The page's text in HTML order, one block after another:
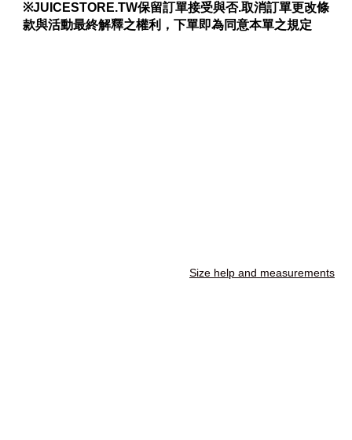
※JUICESTORE.TW保留訂單接受與否.取消訂單更改條
款與活動最終解釋之權利，下單即為同意本單之規定
Size help and measurements